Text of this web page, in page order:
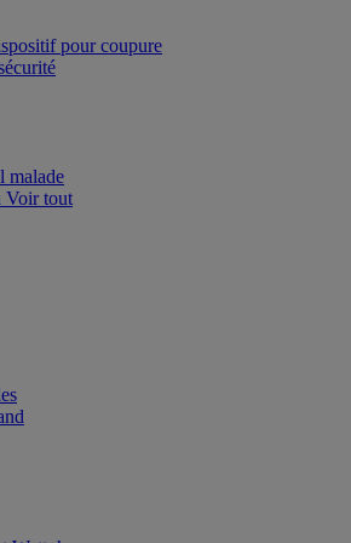
pour coupure
malade
Voir tout